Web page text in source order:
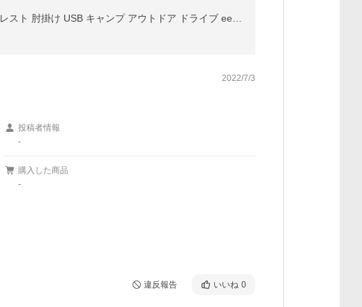
2022/7/3
投稿者情報
-
購入した商品
-
違反報告 いいね 0